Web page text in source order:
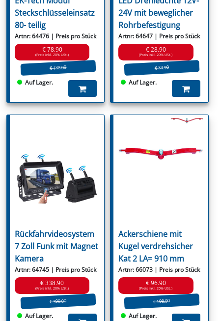
Steckschlüsseleinsatz
80- teilig
Artnr: 64476 | Preis pro Stück
€ 78.90
(Preis inkl. 20% USt.)
€ 138.00
Auf Lager.
24V mit beweglicher
Rohrbefestigung
Artnr: 64647 | Preis pro Stück
€ 28.90
(Preis inkl. 20% USt.)
€ 34.90
Auf Lager.
Rückfahrvideosystem
7 Zoll Funk mit Magnet
Kamera
Artnr: 64745 | Preis pro Stück
€ 338.90
(Preis inkl. 20% USt.)
€ 399.00
Auf Lager.
Ackerschiene mit
Kugel verdrehsicher
Kat 2 LA= 910 mm
Artnr: 66073 | Preis pro Stück
€ 96.90
(Preis inkl. 20% USt.)
€ 108.90
Auf Lager.